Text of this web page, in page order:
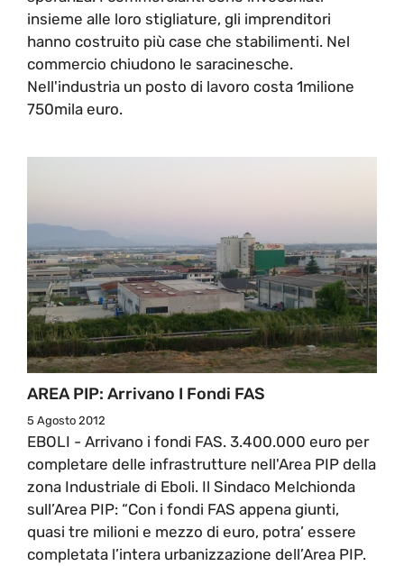
insieme alle loro stigliature, gli imprenditori
hanno costruito più case che stabilimenti. Nel
commercio chiudono le saracinesche.
Nell'industria un posto di lavoro costa 1milione
750mila euro.
AREA PIP: Arrivano I Fondi FAS
5 Agosto 2012
EBOLI - Arrivano i fondi FAS. 3.400.000 euro per
completare delle infrastrutture nell'Area PIP della
zona Industriale di Eboli. Il Sindaco Melchionda
sull’Area PIP: “Con i fondi FAS appena giunti,
quasi tre milioni e mezzo di euro, potra’ essere
completata l’intera urbanizzazione dell’Area PIP.